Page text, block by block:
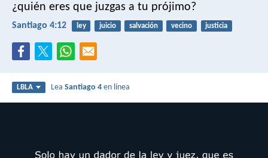
¿quién eres que juzgas a tu prójimo?
Santiago 4:12 ley juicio salvación vecino justicia
LBLA LeaSantiago 4 en línea